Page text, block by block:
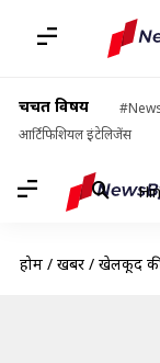
चर्चित विषय
आर्टिफिशियल इंटेलिजेंस
होम / खबरें / खेलकूद